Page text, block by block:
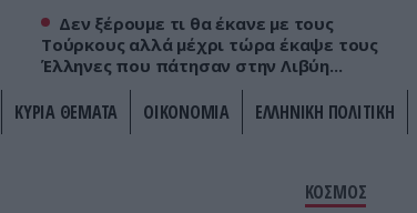
Δεν ξέρουμε τι θα έκανε με τους
Τούρκους αλλά μέχρι τώρα έκαψε τους
Έλληνες που πάτησαν στην Λιβύη...
ΚΥΡΙΑ ΘΕΜΑΤΑ ΟΙΚΟΝΟΜΙΑ ΕΛΛΗΝΙΚΗ ΠΟΛΙΤΙΚΗ
ΚΟΣΜΟΣ